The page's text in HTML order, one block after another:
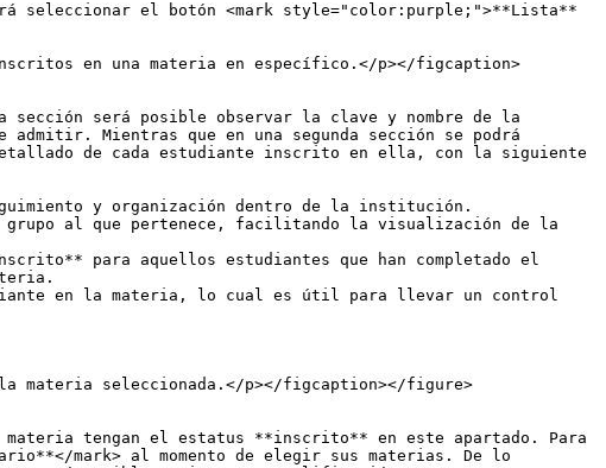
seleccionar el botón <mark style="color:purple;">**Lista**
en una materia en específico.</p></figcaption>
será posible observar la clave y nombre de la
Mientras que en una segunda sección se podrá
de cada estudiante inscrito en ella, con la siguiente
y organización dentro de la institución.
al que pertenece, facilitando la visualización de la
para aquellos estudiantes que han completado el
en la materia, lo cual es útil para llevar un control
materia seleccionada.</p></figcaption></figure>
tengan el estatus **inscrito** en este apartado. Para
mark> al momento de elegir sus materias. De lo